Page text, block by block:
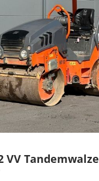
VV Tandemwalze